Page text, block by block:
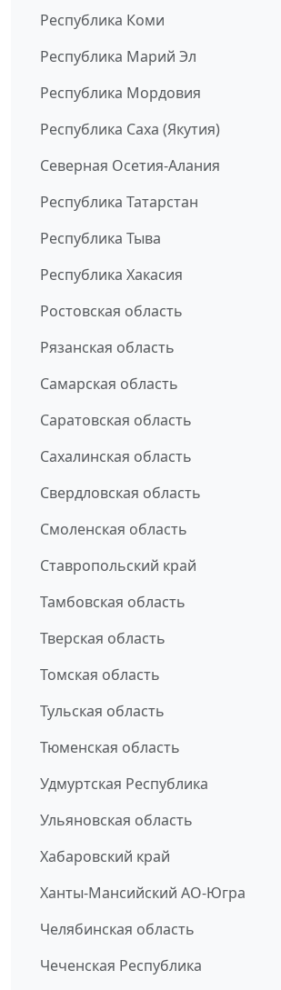
Республика Коми
Республика Марий Эл
Республика Мордовия
Республика Саха (Якутия)
Северная Осетия-Алания
Республика Татарстан
Республика Тыва
Республика Хакасия
Ростовская область
Рязанская область
Самарская область
Саратовская область
Сахалинская область
Свердловская область
Смоленская область
Ставропольский край
Тамбовская область
Тверская область
Томская область
Тульская область
Тюменская область
Удмуртская Республика
Ульяновская область
Хабаровский край
Ханты-Мансийский АО-Югра
Челябинская область
Чеченская Республика